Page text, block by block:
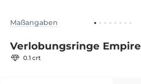
Maßangaben
Verlobungsringe Empire
0.1 crt